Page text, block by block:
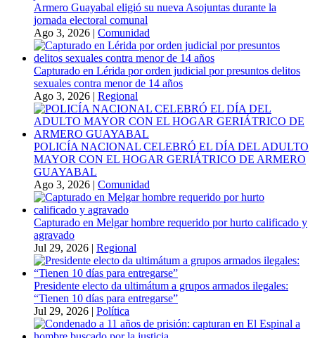
Armero Guayabal eligió su nueva Asojuntas durante la
jornada electoral comunal
Ago 3, 2026 | Comunidad
Capturado en Lérida por orden judicial por presuntos delitos
sexuales contra menor de 14 años
Ago 3, 2026 | Regional
POLICÍA NACIONAL CELEBRÓ EL DÍA DEL ADULTO
MAYOR CON EL HOGAR GERIÁTRICO DE ARMERO
GUAYABAL
Ago 3, 2026 | Comunidad
Capturado en Melgar hombre requerido por hurto calificado y
agravado
Jul 29, 2026 | Regional
Presidente electo da ultimátum a grupos armados ilegales:
“Tienen 10 días para entregarse”
Jul 29, 2026 | Política